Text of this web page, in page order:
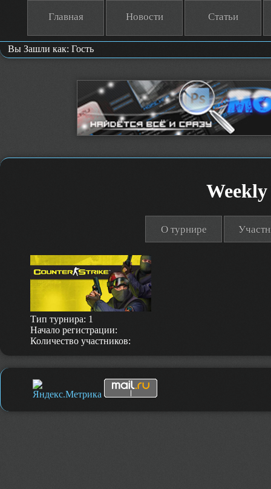
Главная Новости Статьи
Вы Зашли как: Гость
О турнире
Тип турнира: 1
Начало регистрации:
Количество участников: